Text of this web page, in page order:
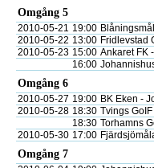
Omgång 5
2010-05-21 19:00
2010-05-22 13:00 Fridlevstad
2010-05-23 15:00 Ankaret FK
16:00
Omgång 6
2010-05-27 19:00 BK Eken -
2010-05-28 18:30 Tvings
18:30 Torhamns
2010-05-30 17:00
Omgång 7